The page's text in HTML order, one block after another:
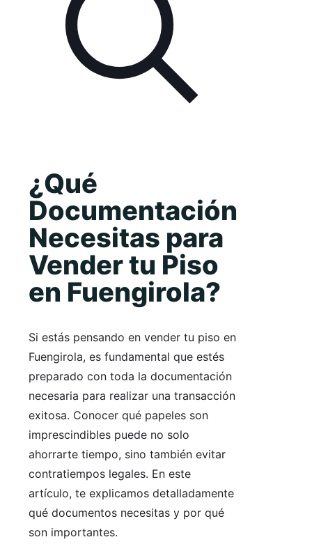
¿Qué
Documentación
Necesitas para
Vender tu Piso
en Fuengirola?
Si estás pensando en vender tu piso en
Fuengirola, es fundamental que estés
preparado con toda la documentación
necesaria para realizar una transacción
exitosa. Conocer qué papeles son
imprescindibles puede no solo
ahorrarte tiempo, sino también evitar
contratiempos legales. En este
artículo, te explicamos detalladamente
qué documentos necesitas y por qué
son importantes.